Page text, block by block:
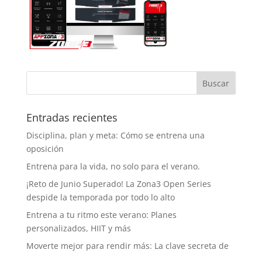
Entradas recientes
Disciplina, plan y meta: Cómo se entrena una
oposición
Entrena para la vida, no solo para el verano.
¡Reto de Junio Superado! La Zona3 Open Series
despide la temporada por todo lo alto
Entrena a tu ritmo este verano: Planes
personalizados, HIIT y más
Moverte mejor para rendir más: La clave secreta de